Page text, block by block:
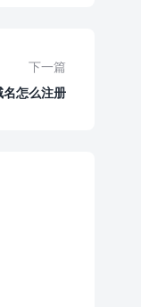
下一篇
怎么注册